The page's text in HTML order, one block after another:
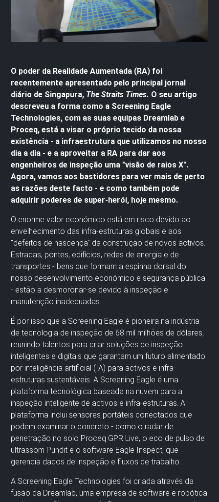
O poder da Realidade Aumentada (RA) foi
recentemente apresentado pelo principal jornal
diário de Singapura, The Straits Times. O seu artigo
descreveu a forma como a Screening Eagle
Technologies, com as suas equipas Dreamlab e
Proceq, está a visar o próprio tecido da nossa
existência - a infraestrutura que utilizamos no nosso
dia a dia - e a aproveitar a RA para dar aos
engenheiros de inspeção uma "visão de raios X".
Agora, vamos aos bastidores para ver mais de perto
as razões deste facto - e como também pode
adquirir poderes de super-herói, hoje mesmo.
O enorme valor económico está em risco devido ao
envelhecimento das infra-estruturas globais e aos
"defeitos de nascença" da construção de novos activos.
Estradas, pontes, edifícios, redes de energia e de
transportes - bens que formam a espinha dorsal do
nosso desenvolvimento económico e segurança pública
- estão a desmoronar-se devido à inspeção e
manutenção inadequadas.
É por isso que a Screening Eagle é pioneira na indústria
de tecnologia de inspeção de 68 mil milhões de dólares,
reunindo talentos para criar soluções de inspeção
inteligentes e digitais que garantam um futuro alimentado
por inteligência artificial (IA) para activos e infra-
estruturas sustentáveis. A Screening Eagle é uma
plataforma tecnológica baseada na nuvem para a
inspeção inteligente de activos e infra-estruturas. A
plataforma inclui sensores portáteis conectados que
podem examinar o concreto - como o radar de
penetração no solo Proceq GPR Live, o eco de pulso de
ultrassom Pundit e o software Eagle Inspect, que
gerencia dados de inspeção e fluxos de trabalho.
A Screening Eagle Technologies foi criada através da
fusão da Dreamlab, uma empresa de software e robótica